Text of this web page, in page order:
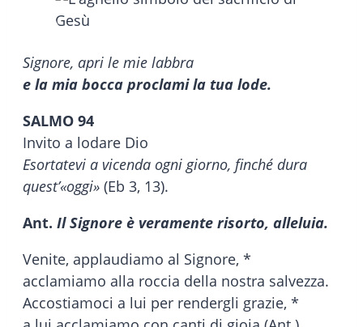
Signore, apri le mie labbra
e la mia bocca proclami la tua lode.
SALMO 94
Invito a lodare Dio
Esortatevi a vicenda ogni giorno, finché dura
quest’«oggi» (Eb 3, 13).
Ant. Il Signore è veramente risorto, alleluia.
Venite, applaudiamo al Signore, *
acclamiamo alla roccia della nostra salvezza.
Accostiamoci a lui per rendergli grazie, *